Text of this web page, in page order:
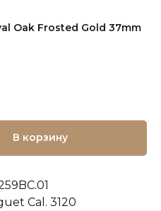
Oak Frosted Gold 37mm
В корзину
Cal. 3120